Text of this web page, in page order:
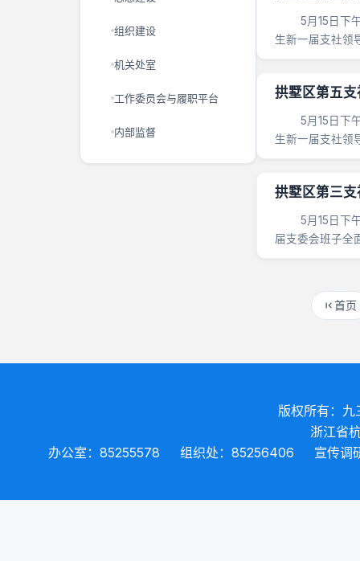
组织建设
机关处室
工作委员会与履职平台
内部监督
5月15日下午
生新一届支社领
班子......
拱墅区第五
5月15日下午
生新一届支社领
班子......
拱墅区第三
5月15日下午
届支委会班子全
首页
版权所有：九
浙江省
办公室：85255578
组织处：85256406 宣传调